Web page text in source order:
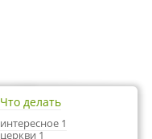
Что делать
интересное 1
церкви 1